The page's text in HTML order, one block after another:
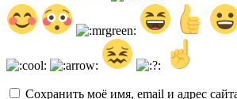
Сохранить моё имя, email и адрес